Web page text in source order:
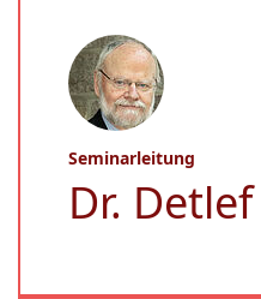
Seminarleitung
Dr.